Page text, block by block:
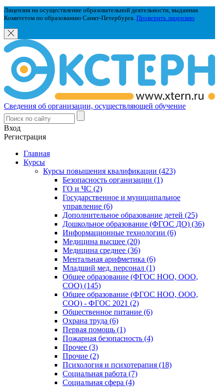
Лицензия на осуществление образовательной деятельности, выданная
Комитетом по образованию Санкт-Петербурга. Проверить лицензию
Сведения об организации, осуществляющей обучение
Вход
Регистрация
Главная
Курсы
Курсы повышения квалификации (423)
Безопасность организации (1)
ГО и ЧС (2)
Государственное и муниципальное
управление (6)
Дополнительное образование детей (25)
Дошкольное образование (ФГОС ДО) (36)
Информационные технологии (6)
Медицина высшее (20)
Медицина среднее (36)
Ментальная арифметика (6)
Младший мед. персонал (1)
Общее образование (ФГОС НОО, ООО,
СОО) (145)
Общее образование (ФГОС НОО, ООО,
СОО) - ФГОС 2021 (2)
Общественное питание (6)
Охрана труда (6)
Первая помощь (1)
Пожарная безопасность (4)
Прочее (3)
Прочие (2)
Психология и психотерапия (18)
Социальная работа (7)
Социальная сфера (4)